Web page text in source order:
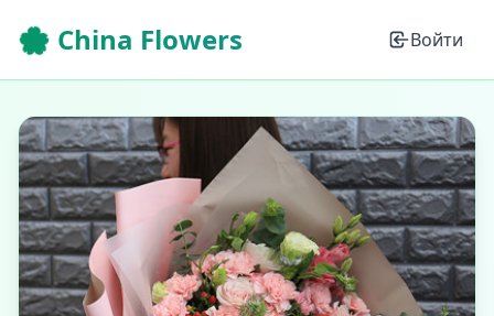
🌸 China Flowers Войти